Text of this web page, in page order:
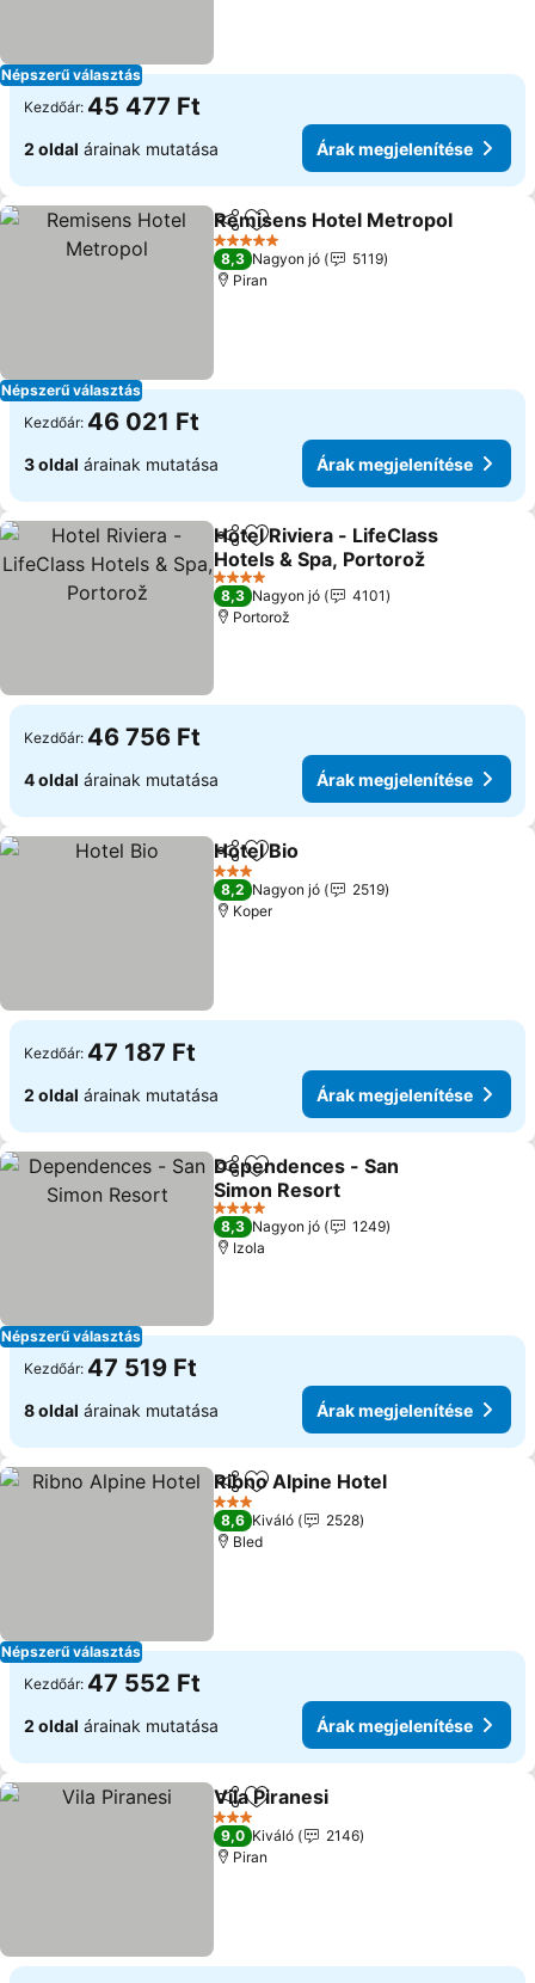
Népszerű választás
Kezdőár: 45 477 Ft
2 oldal árainak mutatása Árak megjelenítése
Népszerű választás
Megosztás
Hozzáadás a kedvencekhez
Remisens Hotel Metropol
5 Kategória
8,3 Nagyon jó
5119
Piran
Kezdőár: 46 021 Ft
3 oldal árainak mutatása Árak megjelenítése
Megosztás
Hozzáadás a kedvencekhez
Hotel Riviera - LifeClass
Hotels & Spa, Portorož
Árak megjelenítése
4 Kategória
8,3 Nagyon jó
4101
Portorož
Kezdőár: 46 756 Ft
4 oldal árainak mutatása Árak megjelenítése
MegosztásHozzáadás a kedvencekhez
Hotel Bio
3 Kategória
8,2 Nagyon jó
2519
Koper
Kezdőár: 47 187 Ft
2 oldal árainak mutatása Árak megjelenítése
Népszerű választás
Megosztás
Hozzáadás a kedvencekhez
Dependences - San
Simon Resort
Árak megjelenítése
4 Kategória
8,3 Nagyon jó
1249
Izola
Kezdőár: 47 519 Ft
8 oldal árainak mutatása Árak megjelenítése
Népszerű választás
Megosztás
Hozzáadás a kedvencekhez
Ribno Alpine Hotel
3 Kategória
8,6 Kiváló
2528
Bled
Kezdőár: 47 552 Ft
2 oldal árainak mutatása Árak megjelenítése
Megosztás
Hozzáadás a kedvencekhez
Vila Piranesi
3 Kategória
9,0 Kiváló
2146
Piran